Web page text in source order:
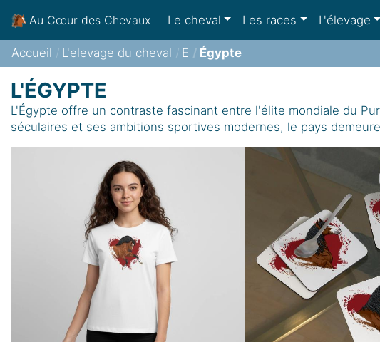
Au Cœur des Chevaux Le cheval Les races L'élevage
Accueil L'elevage du cheval E Égypte
L'ÉGYPTE
L'Égypte offre un contraste fascinant entre l'élite mondiale du
séculaires et ses ambitions sportives modernes, le pays